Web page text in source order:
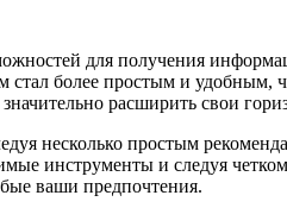
для получения
более простым и удобным,
расширить свои
несколько простым
инструменты и следуя
ваши предпочтения.